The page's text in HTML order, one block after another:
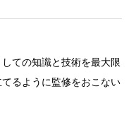
ての知識と技術を最大限
るように監修をおこない